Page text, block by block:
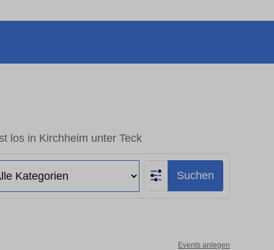
los in Kirchheim unter Teck
Suchen
Events anlegen